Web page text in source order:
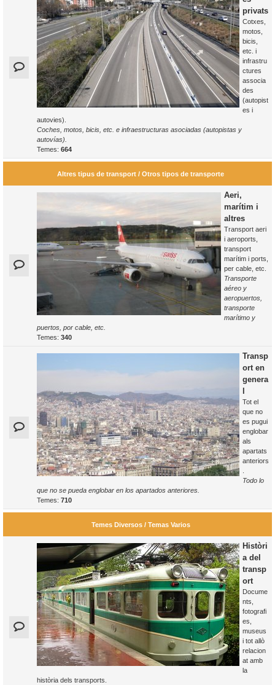
privats
Cotxes,
motos,
bicis,
etc. i
infrastru
ctures
associa
des
(autopist
es i
autovies).
Coches, motos, bicis, etc. e infraestructuras asociadas (autopistas y
autovías).
Temes: 664
Altres tipus de transport / Otros tipos de transporte
Aeri,
marítim i
altres
Transport aeri
i aeroports,
transport
marítim i ports,
per cable, etc.
Transporte
aéreo y
aeropuertos,
transporte
marítimo y
puertos, por cable, etc.
Temes: 340
Transp
ort en
genera
l
Tot el
que no
es pugui
englobar
als
apartats
anteriors
Todo lo
que no se pueda englobar en los apartados anteriores.
Temes: 710
Temes Diversos / Temas Varios
Històri
a del
transp
ort
Docume
nts,
fotografi
es,
museus
i tot allò
relacion
at amb
la
història dels transports.